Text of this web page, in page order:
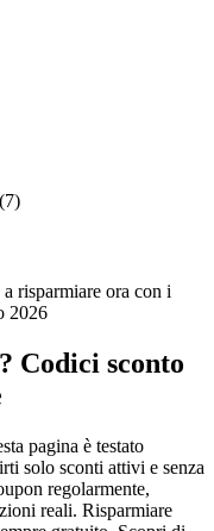
risparmiare ora con i
2026
Codici sconto
pagina è testato
solo sconti attivi e senza
regolarmente,
reali. Risparmiare